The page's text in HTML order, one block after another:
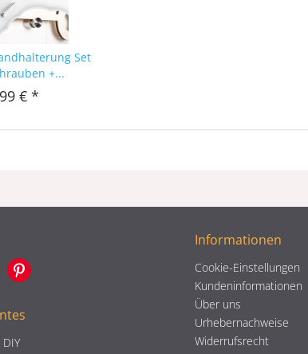
Set
+...
€ *
Informationen
Cookie-Einstellungen
Kundeninformationen
Über uns
Urhebernachweise
Widerrufsrecht